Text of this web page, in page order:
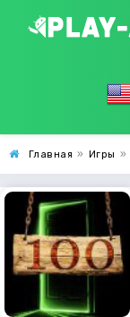
Главная » Игры »